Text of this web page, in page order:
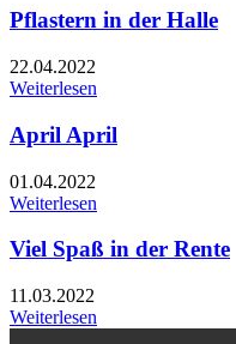
Pflastern in der Halle
22.04.2022
Weiterlesen
April April
01.04.2022
Weiterlesen
Viel Spaß in der Rente
11.03.2022
Weiterlesen